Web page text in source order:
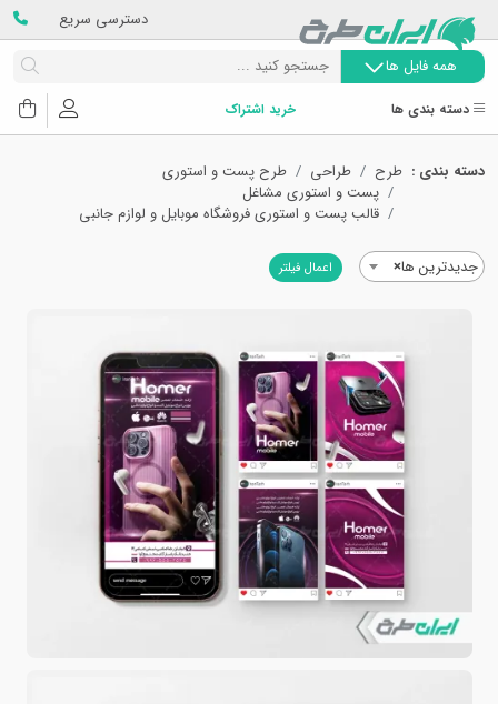
دسترسی سریع
همه فایل ها
دسته بندی ها خرید اشتراک
دسته بندی : طرح طراحی
طرح پست و استوری
پست و استوری مشاغل
قالب پست و استوری فروشگاه موبایل و لوازم جانبی
×جدیدترین ها اعمال فیلتر